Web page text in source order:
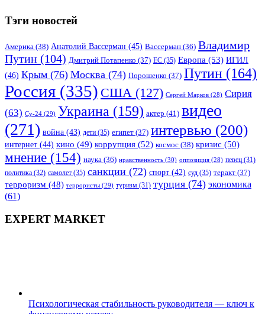
Тэги новостей
Америка (38) Анатолий Вассерман (45) Вассерман (36) Владимир
Путин (104) Дмитрий Потапенко (37) ЕС (35) Европа (53) ИГИЛ
(46) Крым (76) Москва (74) Порошенко (37) Путин (164)
Россия (335) США (127) Сергей Марков (28) Сирия
(63) Су-24 (29) Украина (159) актер (41) видео
(271) война (43) дети (35) египет (37) интервью (200)
интернет (44) кино (49) коррупция (52) космос (38) кризис (50)
мнение (154) наука (36) нравственность (30) оппозиция (28) певец (31)
политика (32) самолет (35) санкции (72) спорт (42) суд (35) теракт (37)
терроризм (48) террористы (29) туризм (31) турция (74) экономика
(61)
EXPERT MARKET
Психологическая стабильность руководителя — ключ к